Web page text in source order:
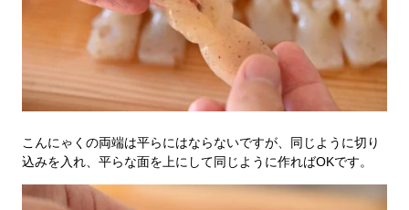
こんにゃくの両端は平らにはならないですが、同じように切り
込みを入れ、平らな面を上にして同じように作ればOKです。